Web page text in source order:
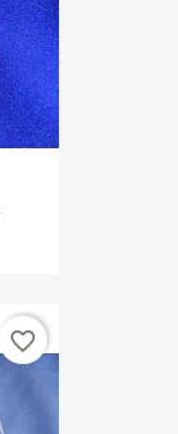
favorite_border